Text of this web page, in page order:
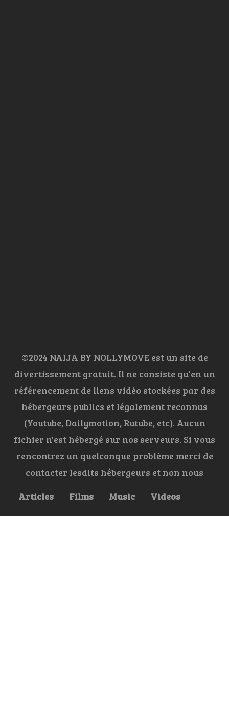
©2024 NAIJA BY NOLLYMOVE est un site de
divertissement gratuit. Il ne consiste qu'en un
référencement de liens vidéo stockées par des
hébergeurs publics et légalement reconnus
(Youtube, Dailymotion, Rutube, etc). Aucun
fichier n'est hébergé sur nos serveurs. Si vous
rencontrez un quelconque problème merci de
contacter lesdits hébergeurs et non nous
Articles
Films Music Videos